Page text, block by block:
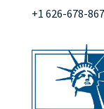
+1 626-678-